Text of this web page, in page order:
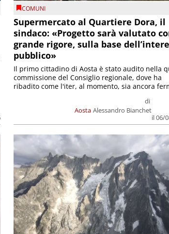
COMUNI
Supermercato al Quartiere Dora, il
sindaco: «Progetto sarà valutato
grande rigore, sulla base
pubblico»
Aosta
di
Alessandro Bianchet
il 06/
Il primo cittadino di Aosta è stato audito nella
commissione del Consiglio regionale, dove ha
ribadito come l'iter, al momento, sia ancora